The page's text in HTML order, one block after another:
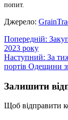
попит.
Джерело:
Навігація
записів
Попередній:
2023 року
Наступний: За
портів Одещини
Залишити
Щоб відправити